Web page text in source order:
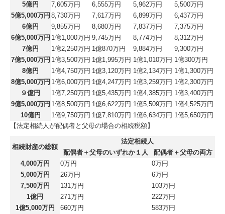
5億円
7,605万円 6,555万円 5,962万円
5,500万円
5億5,000万円 8,730万円 7,617万円 6,899万円
6,437万円
6億円
9,855万円 8,680万円 7,837万円
7,375万円
6億5,000万円 1億1,000万円 9,745万円 8,774万円
8,312万円
7億円
1億2,250万円 1億870万円 9,884万円
9,300万円
7億5,000万円 1億3,500万円 1億1,995万円 1億1,010万円 1億300万円
8億円
1億4,750万円 1億3,120万円 1億2,134万円 1億1,300万円
8億5,000万円 1億6,000万円 1億4,247万円 1億3,259万円 1億2,300万円
９億円
1億7,250万円 1億5,435万円 1億4,385万円 1億3,400万円
9億5,000万円 1億8,500万円 1億6,622万円 1億5,509万円 1億4,525万円
10億円
1億9,750万円 1億7,810万円 1億6,634万円 1億5,650万円
【法定相続人が配偶者と父母の場合の相続税額】
相続財産の総額
法定相続人
配偶者＋父母のいずれか１人
配偶者＋父母の両方
4,000万円
0万円
0万円
5,000万円
26万円
6万円
7,500万円
131万円
103万円
1億円
271万円
222万円
1億5,000万円
660万円
583万円